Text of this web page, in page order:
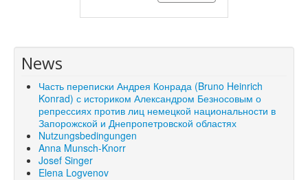
News
Часть переписки Андрея Конрада (Bruno Heinrich
Konrad) с историком Александром Безносовым о
репрессиях против лиц немецкой национальности в
Запорожской и Днепропетровской областях
Nutzungsbedingungen
Anna Munsch-Knorr
Josef Singer
Elena Logvenov